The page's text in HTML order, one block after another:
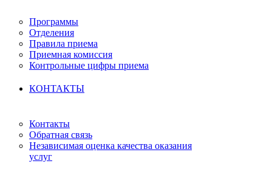
Программы
Отделения
Правила приема
Приемная комиссия
Контрольные цифры приема
КОНТАКТЫ
Контакты
Обратная связь
Независимая оценка качества оказания
услуг